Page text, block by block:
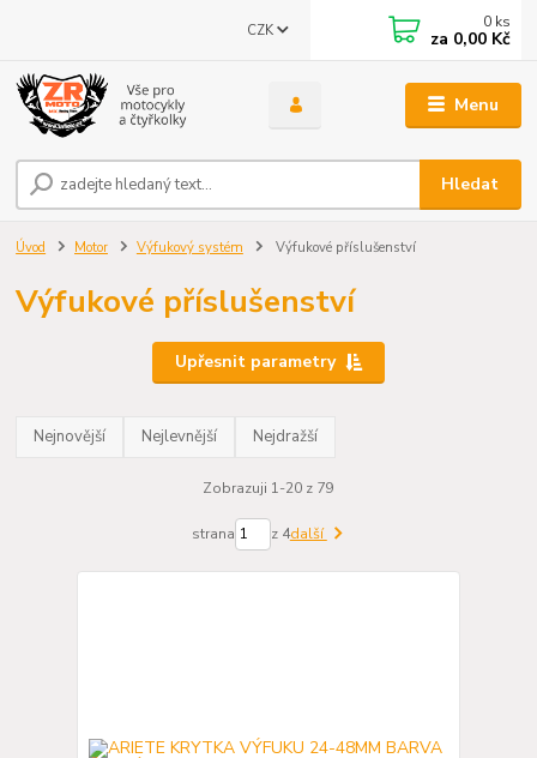
Menu
CZK
Hledat
0 ks
za 0,00 Kč
Úvod Motor Výfukový systém Výfukové příslušenství
Výfukové příslušenství
Upřesnit parametry
Nejnovější Nejlevnější Nejdražší
Zobrazuji 1-20 z 79
strana z 4další